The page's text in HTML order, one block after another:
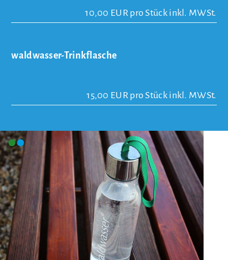
10,00 EUR pro Stück inkl. MWSt.
waldwasser-Trinkflasche
15,00 EUR pro Stück inkl. MWSt.